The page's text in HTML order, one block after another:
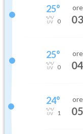
25°
0
ore
03
25°
0
ore
04
24°
1
ore
05